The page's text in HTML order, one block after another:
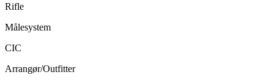
Rifle
Målesystem
CIC
Arrangør/Outfitter